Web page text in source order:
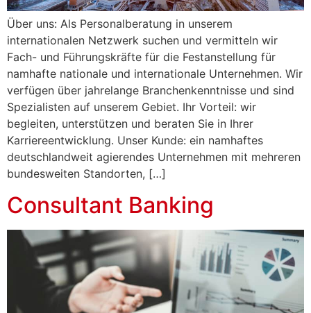
Über uns: Als Personalberatung in unserem
internationalen Netzwerk suchen und vermitteln wir
Fach- und Führungskräfte für die Festanstellung für
namhafte nationale und internationale Unternehmen. Wir
verfügen über jahrelange Branchenkenntnisse und sind
Spezialisten auf unserem Gebiet. Ihr Vorteil: wir
begleiten, unterstützen und beraten Sie in Ihrer
Karriereentwicklung. Unser Kunde: ein namhaftes
deutschlandweit agierendes Unternehmen mit mehreren
bundesweiten Standorten, […]
Consultant Banking